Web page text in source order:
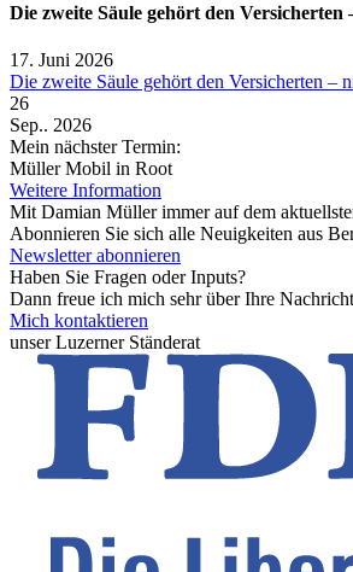
Die zweite Säule gehört den
17. Juni 2026
Die zweite Säule gehört den Versicherten –
26
Sep.. 2026
Mein nächster Termin:
Müller Mobil in Root
Weitere Information
Mit Damian Müller immer auf dem
Abonnieren Sie sich alle Neuigkeiten aus
Newsletter abonnieren
Haben Sie Fragen oder Inputs?
Dann freue ich mich sehr über Ihre
Mich kontaktieren
unser Luzerner Ständerat